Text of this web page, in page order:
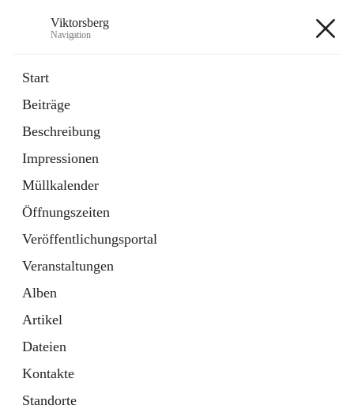
Viktorsberg
Navigation
Start
Beiträge
Beschreibung
Impressionen
Müllkalender
Öffnungszeiten
Veröffentlichungsportal
Veranstaltungen
Alben
Artikel
Dateien
Kontakte
Standorte
1 Schnellzugriff
Bürgerservice
10 Schnellzugriffe